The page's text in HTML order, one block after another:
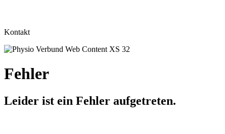
Kontakt
Fehler
Leider ist ein Fehler aufgetreten.